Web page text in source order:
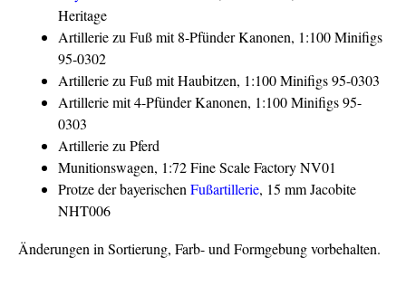
Heritage
Artillerie zu Fuß mit 8-Pfünder Kanonen, 1:100 Minifigs
95-0302
Artillerie zu Fuß mit Haubitzen, 1:100 Minifigs 95-0303
Artillerie mit 4-Pfünder Kanonen, 1:100 Minifigs 95-
0303
Artillerie zu Pferd
Munitionswagen, 1:72 Fine Scale Factory NV01
Protze der bayerischenFußartillerie, 15 mm Jacobite
NHT006
Änderungen in Sortierung, Farb- und Formgebung vorbehalten.